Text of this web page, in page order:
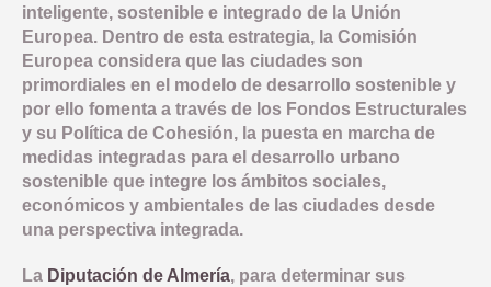
PRESENTACION
PLAN IMPLEMENTACIÓN
OBJETIVO TEMATICO 2
LINEA 1: MODERNIZAR LA ADMINISTRACION ELECTRONICA
OBJETIVO TEMATICO 4
LINEA 2: INFRAESTRUCTURA Y FOMENTO DE LA MOVILIDAD
LINEA 3: ACCIONES PARA MEJORAR LA EFICIENCIA
OBJETIVO TEMATICO 6
LINEA 4: REHABILITACION Y PUESTA EN VALOR DEL
LINEA 5: REGENERACION DE AREAS DEGRADADAS, ZONAS
OBJETIVO TEMATICO 9
OBJETIVO TEMATICO 99
NORMATIVA
CONVOCATORIAS
EVALUACIÓN
OBJETIVOS
INDICADORES PRODUCTIVIDAD
INDICADORES RESULTADO
COMUNICACIÓN
INDICADORES DE COMUNICACION
NOTICIAS
BUENAS PRÁCTICAS
CONTACTO
COMPROMISO ANTIFRAUDE
DECLARACIÓN INSTITUCIONAL ANTIFRAUDE
inteligente, sostenible e integrado de la Unión
Europea. Dentro de esta estrategia, la Comisión
Europea considera que las ciudades son
primordiales en el modelo de desarrollo sostenible y
por ello fomenta a través de los Fondos Estructurales
y su Política de Cohesión, la puesta en marcha de
medidas integradas para el desarrollo urbano
sostenible que integre los ámbitos sociales,
económicos y ambientales de las ciudades desde
una perspectiva integrada.
La Diputación de Almería, para determinar sus